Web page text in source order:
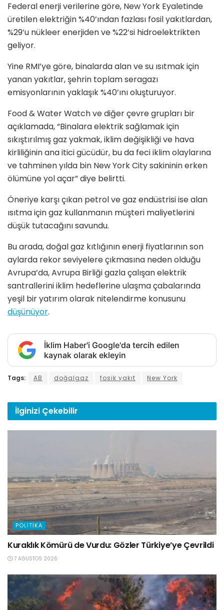
Federal enerji verilerine göre, New York Eyaletinde
üretilen elektriğin %40’ından fazlası fosil yakıtlardan,
%29’u nükleer enerjiden ve %22’si hidroelektrikten
geliyor.
Yine RMI’ye göre, binalarda alan ve su ısıtmak için
yanan yakıtlar, şehrin toplam seragazı
emisyonlarının yaklaşık %40’ını oluşturuyor.
Food & Water Watch ve diğer çevre grupları bir
açıklamada, “Binalara elektrik sağlamak için
sıkıştırılmış gaz yakmak, iklim değişikliği ve hava
kirliliğinin ana itici gücüdür, bu da feci iklim olaylarına
ve tahminen yılda bin New York City sakininin erken
ölümüne yol açar” diye belirtti.
Öneriye karşı çıkan petrol ve gaz endüstrisi ise alan
ısıtma için gaz kullanmanın müşteri maliyetlerini
düşük tutacağını savundu.
Bu arada, doğal gaz kıtlığının enerji fiyatlarının son
aylarda rekor seviyelere çıkmasına neden olduğu
Avrupa’da, Avrupa Birliği gazla çalışan elektrik
santrallerini iklim hedeflerine ulaşma çabalarında
yeşil bir yatırım olarak nitelendirme konusunu
düşünüyor.
İklim Haber'i Google'da tercih edilen
kaynak olarak ekleyin
Tags: AB doğalgaz fosik yakıt New York
İlginizi Çekebilir
POLITIKA
Kuraklık Kömürü de Vurdu: Gözler Türkiye’ye Çevrildi
7 AĞUSTOS 2026